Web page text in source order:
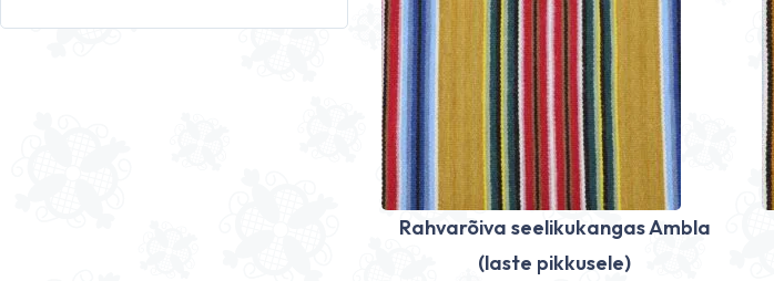
Rahvarõiva seelikukangas Ambla
(laste pikkusele)